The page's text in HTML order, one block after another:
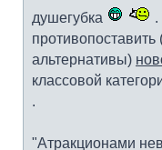
душегубка
.
альтернативы)
классовой
.
"Атракционами